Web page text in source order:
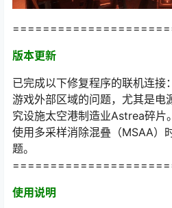
版本更新
已完成以下修复程序的联机连接
游戏外部区域的问题，尤其是电
究设施太空港制造业Astrea碎片
使用多采样消除混叠（MSAA）
题。
使用说明